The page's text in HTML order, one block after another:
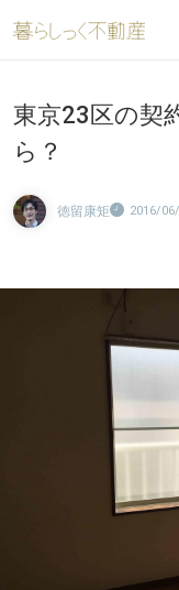
東京23区の契
ら？
徳留康矩 2016/